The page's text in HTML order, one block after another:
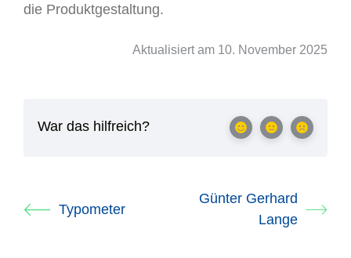
die Produktgestaltung.
Aktualisiert am 10. November 2025
War das hilfreich?
Typometer
Günter Gerhard
Lange